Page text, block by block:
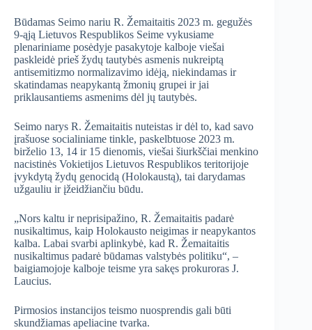
Būdamas Seimo nariu R. Žemaitaitis 2023 m. gegužės
9-ąją Lietuvos Respublikos Seime vykusiame
plenariniame posėdyje pasakytoje kalboje viešai
paskleidė prieš žydų tautybės asmenis nukreiptą
antisemitizmo normalizavimo idėją, niekindamas ir
skatindamas neapykantą žmonių grupei ir jai
priklausantiems asmenims dėl jų tautybės.
Seimo narys R. Žemaitaitis nuteistas ir dėl to, kad savo
įrašuose socialiniame tinkle, paskelbtuose 2023 m.
birželio 13, 14 ir 15 dienomis, viešai šiurkščiai menkino
nacistinės Vokietijos Lietuvos Respublikos teritorijoje
įvykdytą žydų genocidą (Holokaustą), tai darydamas
užgauliu ir įžeidžiančiu būdu.
„Nors kaltu ir neprisipažino, R. Žemaitaitis padarė
nusikaltimus, kaip Holokausto neigimas ir neapykantos
kalba. Labai svarbi aplinkybė, kad R. Žemaitaitis
nusikaltimus padarė būdamas valstybės politiku“, –
baigiamojoje kalboje teisme yra sakęs prokuroras J.
Laucius.
Pirmosios instancijos teismo nuosprendis gali būti
skundžiamas apeliacine tvarka.